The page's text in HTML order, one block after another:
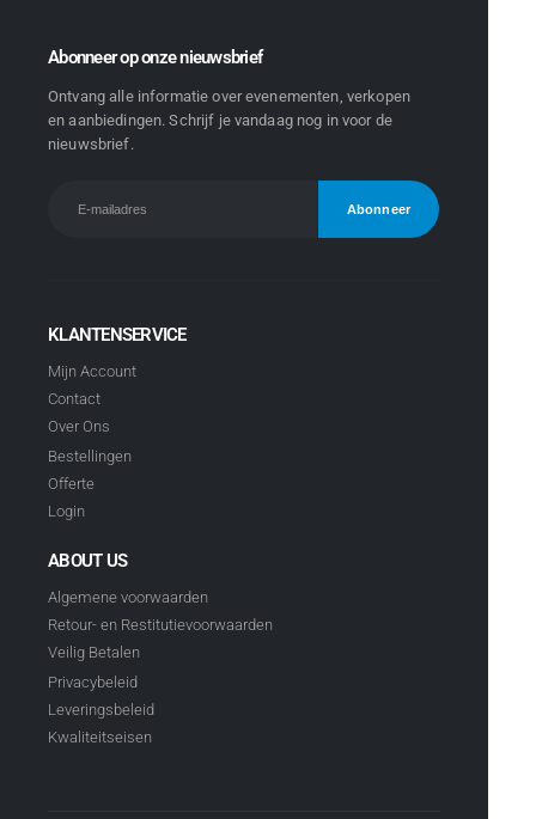
Abonneer op onze nieuwsbrief
Ontvang alle informatie over evenementen, verkopen
en aanbiedingen. Schrijf je vandaag nog in voor de
nieuwsbrief.
KLANTENSERVICE
Mijn Account
Contact
Over Ons
Bestellingen
Offerte
Login
ABOUT US
Algemene voorwaarden
Retour- en Restitutievoorwaarden
Veilig Betalen
Privacybeleid
Leveringsbeleid
Kwaliteitseisen